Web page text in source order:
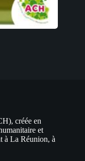
créée en
et
à La Réunion, à